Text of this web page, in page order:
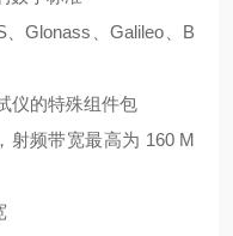
Glonass、Galileo、B
仪的特殊组件包
射频带宽最高为 160 M